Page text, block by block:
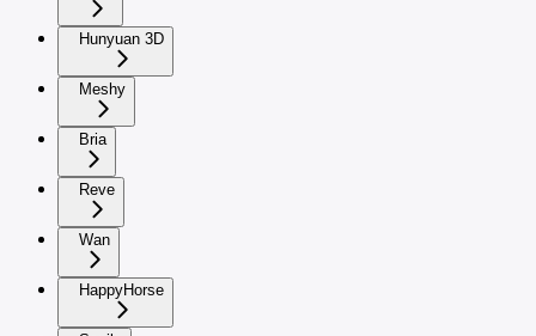
Hunyuan 3D
Meshy
Bria
Reve
Wan
HappyHorse